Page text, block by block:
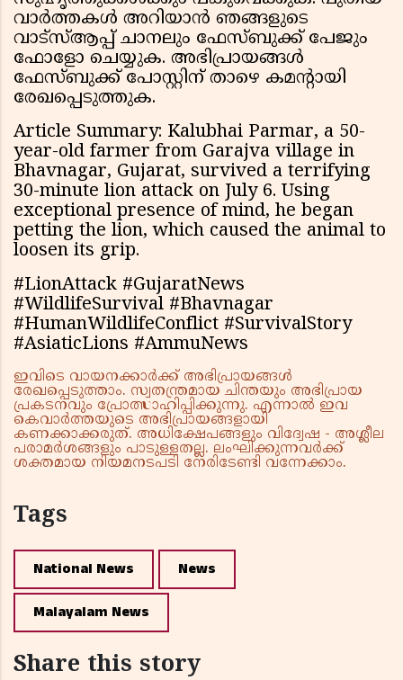
വാർത്തകൾ അറിയാൻ ഞങ്ങളുടെ
വാട്സ്ആപ്പ് ചാനലും ഫേസ്ബുക്ക് പേജും
ഫോളോ ചെയ്യുക. അഭിപ്രായങ്ങൾ
ഫേസ്ബുക്ക് പോസ്റ്റിന് താഴെ കമൻ്റായി
രേഖപ്പെടുത്തുക.
Article Summary: Kalubhai Parmar, a 50-
year-old farmer from Garajva village in
Bhavnagar, Gujarat, survived a terrifying
30-minute lion attack on July 6. Using
exceptional presence of mind, he began
petting the lion, which caused the animal to
loosen its grip.
#LionAttack #GujaratNews
#WildlifeSurvival #Bhavnagar
#HumanWildlifeConflict #SurvivalStory
#AsiaticLions #AmmuNews
ഇവിടെ വായനക്കാർക്ക് അഭിപ്രായങ്ങൾ
രേഖപ്പെടുത്താം. സ്വതന്ത്രമായ ചിന്തയും അഭിപ്രായ
പ്രകടനവും പ്രോത്സാഹിപ്പിക്കുന്നു. എന്നാൽ ഇവ
കെവാർത്തയുടെ അഭിപ്രായങ്ങളായി
കണക്കാക്കരുത്. അധിക്ഷേപങ്ങളും വിദ്വേഷ - അശ്ലീല
പരാമർശങ്ങളും പാടുള്ളതല്ല. ലംഘിക്കുന്നവർക്ക്
ശക്തമായ നിയമനടപടി നേരിടേണ്ടി വന്നേക്കാം.
Tags
National News News
Malayalam News
Share this story